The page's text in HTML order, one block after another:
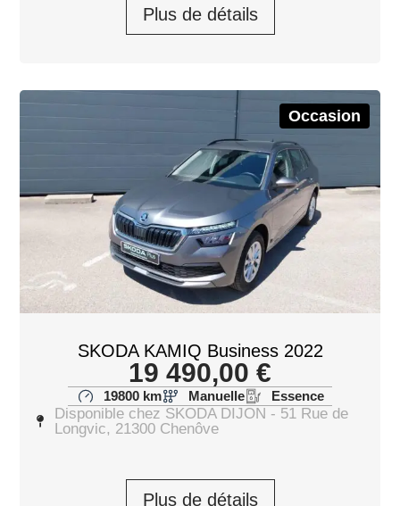
Plus de détails
Occasion
SKODA KAMIQ Business 2022
19 490,00 €
19800 km Manuelle Essence
Disponible chez SKODA DIJON - 51 Rue de
Longvic, 21300 Chenôve
Plus de détails